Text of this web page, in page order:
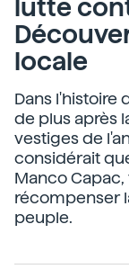
lutte
locale
Dans l'histoire
de plus après
vestiges de
considérait
Manco
récompenser
peuple.